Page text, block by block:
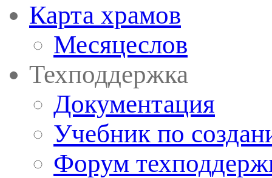
Карта храмов
Месяцеслов
Техподдержка
Документация
Учебник по
Форум